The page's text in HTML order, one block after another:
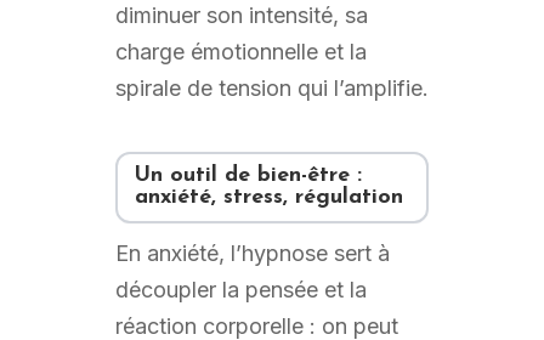
diminuer son intensité, sa
charge émotionnelle et la
spirale de tension qui l’amplifie.
Un outil de bien-être :
anxiété, stress, régulation
En anxiété, l’hypnose sert à
découpler la pensée et la
réaction corporelle : on peut